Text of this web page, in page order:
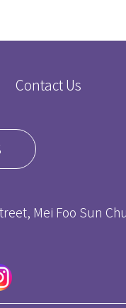
Contact Us
Mei Foo Sun